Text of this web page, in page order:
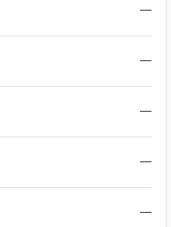
—
—
—
—
—